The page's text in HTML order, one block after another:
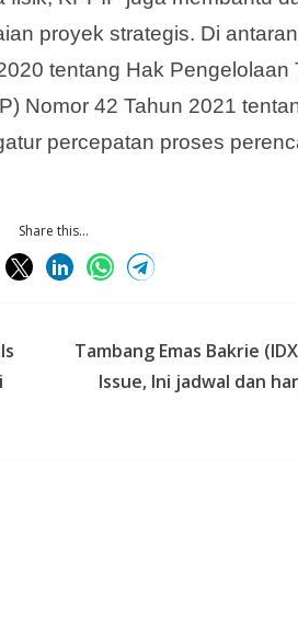
proyek strategis. Di
tentang Hak Pengelolaan
Nomor 42 Tahun 2021
percepatan proses
Share this...
Tambang Emas Bakrie
Issue, Ini jadwal dan